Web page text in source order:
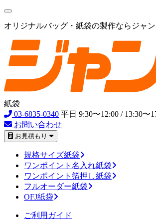
オリジナルバッグ・紙袋の製作ならジャ
紙袋
03-6835-0340 平日 9:30〜12:00 / 13:30〜
お問い合わせ
お見積もり
規格サイズ紙袋
ワンポイント名入れ紙袋
ワンポイント箔押し紙袋
フルオーダー紙袋
OFJ紙袋
ご利用ガイド